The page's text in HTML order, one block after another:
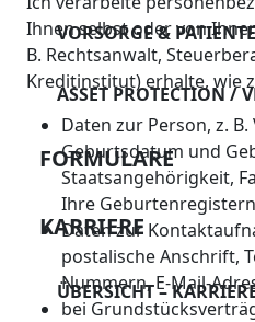
VORSORGE &
ASSET PROTECTION /
FORMULARE
KARRIERE
ÜBERSICHT –
Ihnen selbst oder von
B. Rechtsanwalt,
Kreditinstitut) erhalte, wie
Daten zur Person, z.
Geburtsdatum und
Staatsangehörigkeit,
Ihre
Daten zur
postalische Anschrift,
Nummern, E-Mail-
bei